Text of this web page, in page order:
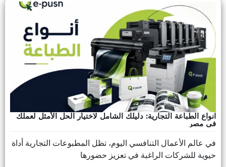
انواع الطباعة التجارية: دليلك الشامل لاختيار الحل الأمثل لعملك
في مصر
في عالم الأعمال التنافسي اليوم، تظل المطبوعات التجارية أداة
حيوية للشركات الراغبة في تعزيز حضورها